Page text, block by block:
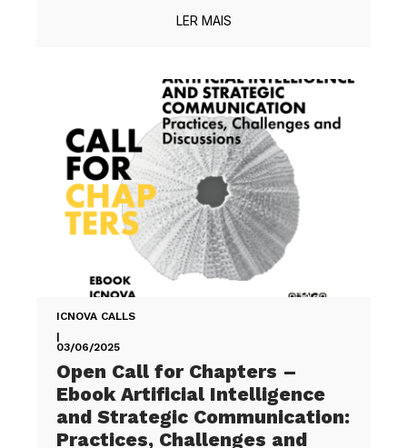
LER MAIS
ICNOVA CALLS
|
03/06/2025
Open Call for Chapters –
Ebook Artificial Intelligence
and Strategic Communication:
Practices, Challenges and